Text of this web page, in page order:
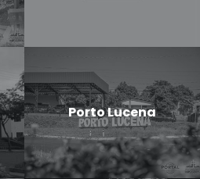
Porto Lucena